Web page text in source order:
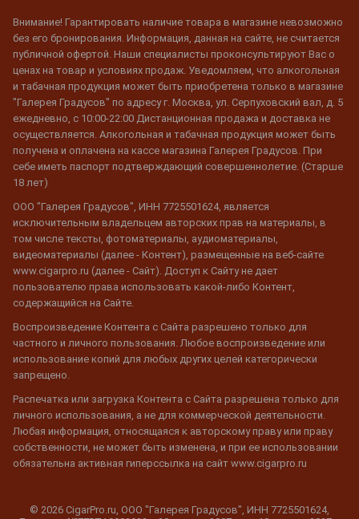
Внимание! Гарантировать наличие товара в магазине невозможно
без его бронирования. Информация, данная на сайте, не считается
публичной офертой. Наши специалисты проконсультируют Вас о
ценах на товар и условиях продаж. Уведомляем, что алкогольная
и табачная продукция может быть приобретена только в магазине
"Галерея Градусов" по адресу г. Москва, ул. Серпуховский вал, д. 5
ежедневно, с 10:00-22:00 Дистанционная продажа и доставка не
осуществляется. Алкогольная и табачная продукция может быть
получена и оплачена на кассе магазина Галерея Градусов. При
себе иметь паспорт подтверждающий совершеннолетие. (Старше
18 лет)
ООО "Галерея Градусов", ИНН 7725501624, является
исключительным владельцем авторских прав на материалы, в
том числе тексты, фотоматериалы, аудиоматериалы,
видеоматериалы (далее - Контент), размещенные на веб-сайте
www.cigarpro.ru (далее - Сайт). Доступ к Сайту не дает
пользователю права использовать какой-либо Контент,
содержащийся на Сайте.
Воспроизведение Контента с Сайта разрешено только для
частного и личного пользования. Любое воспроизведение или
использование копий для любых других целей категорически
запрещено.
Распечатка или загрузка Контента с Сайта разрешена только для
личного использования, а не для коммерческой деятельности.
Любая информация, относящаяся к авторскому праву или праву
собственности, не может быть изменена, и при ее использовании
обязательна активная гиперссылка на сайт www.cigarpro.ru
© 2026 CigarPro.ru, ООО "Галерея Градусов", ИНН 7725501624,